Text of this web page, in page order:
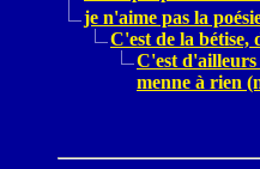
je n'aime pas la
C'est de la bétise,
C'est d'ailleurs
menne à rien